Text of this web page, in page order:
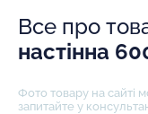
Все про
настінна
Фото товару на сайті
запитайте у